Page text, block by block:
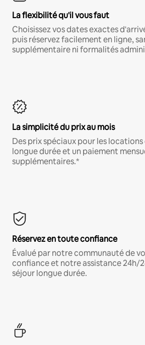
La flexibilité qu'il vous faut
Choisissez vos dates exactes
puis réservez facilement en ligne,
supplémentaire ni formalités
La simplicité du prix au mois
Des prix spéciaux pour les
longue durée et un paiement
supplémentaires.*
Réservez en toute confiance
Évalué par notre communauté de
confiance et notre assistance 24h/
séjour longue durée.